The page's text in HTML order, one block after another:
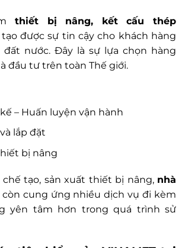
thiết bị nâng, kết cấu thép
được sự tin cậy cho khách hàng
nước. Đây là sự lựa chọn hàng
đầu tư trên toàn Thế giới.
– Huấn luyện vận hành
lắp đặt
bị nâng
tạo, sản xuất thiết bị nâng, nhà
cung ứng nhiều dịch vụ đi kèm
yên tâm hơn trong quá trình sử